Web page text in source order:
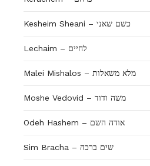
Kesheim Sheani – כשם שאני
Lechaim – לחיים
Malei Mishalos – מלא משאלות
Moshe Vedovid – משה ודוד
Odeh Hashem – אודה השם
Sim Bracha – שים ברכה